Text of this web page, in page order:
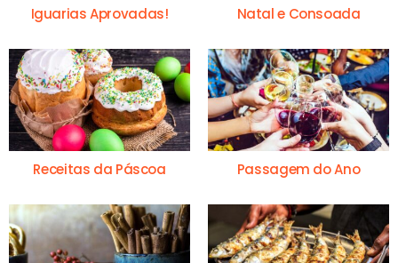
Iguarias Aprovadas! Natal e Consoada
Receitas da Páscoa Passagem do Ano